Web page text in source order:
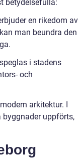
betydelsefulla:
en rikedom av
man beundra den
i stadens
och
arkitektur. I
uppförts,